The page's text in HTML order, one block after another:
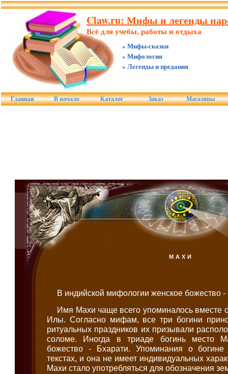
Claw.ru: Мифы и легенды
Всё для учебы, работы и отдыха
» Мифы-сказки
» Мифология
» Легенды и предания
Главная В начало Каталог Заказ Магазины
МАХИ
В индийской мифологии женское божество
Имя Махи чаще всего упоминалось вместе
Илы. Согласно мифам, все три богини
ритуальных праздников их призывали
соломе. Иногда в триаде богинь место
божество - Бхарати. Упоминания о богине
текстах, и она не имеет индивидуальных
Махи стало употребляться для обозначения